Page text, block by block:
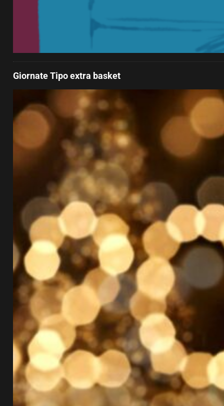
Giornate Tipo extra basket